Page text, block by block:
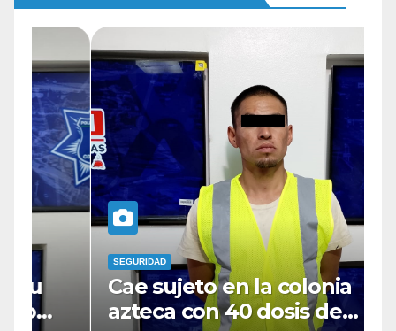
Cae sujeto en la colonia
azteca con 40 dosis de